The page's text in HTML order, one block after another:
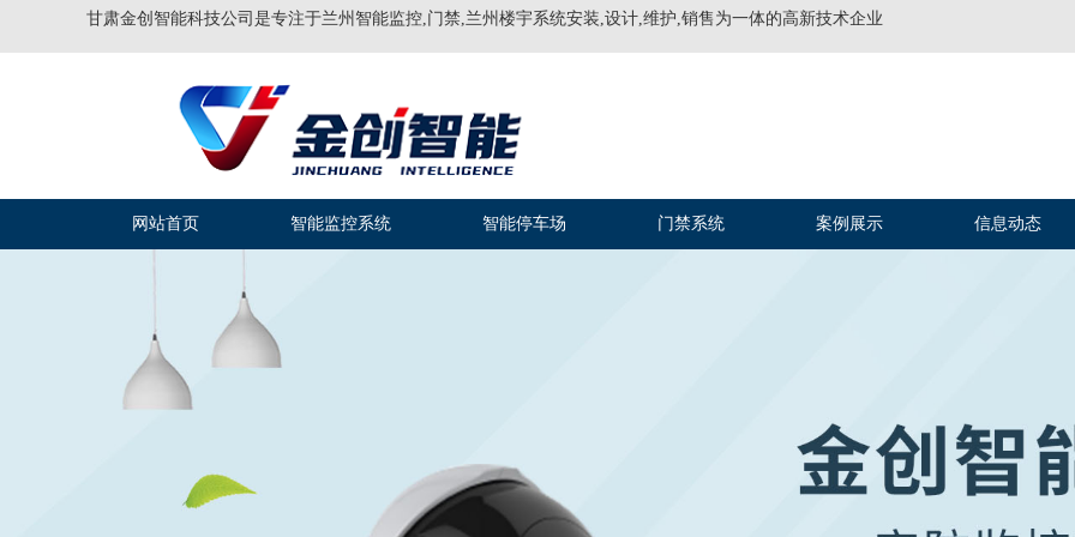
甘肃金创智能科技公司是专注于兰州智能监控,门禁,兰州楼宇系统安装,设计,维护,销售为一体的高新技术企业
网站首页 智能监控系统 智能停车场 门禁系统 案例展示 信息动态